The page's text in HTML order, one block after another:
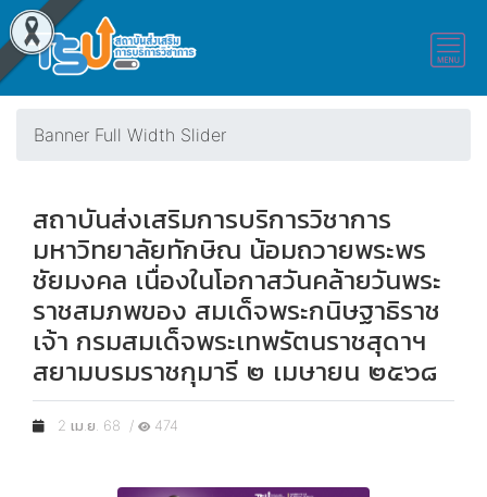
Banner Full Width Slider
สถาบันส่งเสริมการบริการวิชาการ
มหาวิทยาลัยทักษิณ น้อมถวายพระพร
ชัยมงคล เนื่องในโอกาสวันคล้ายวันพระ
ราชสมภพของ สมเด็จพระกนิษฐาธิราช
เจ้า กรมสมเด็จพระเทพรัตนราชสุดาฯ
สยามบรมราชกุมารี ๒ เมษายน ๒๕๖๘
2 เม.ย. 68 / 474